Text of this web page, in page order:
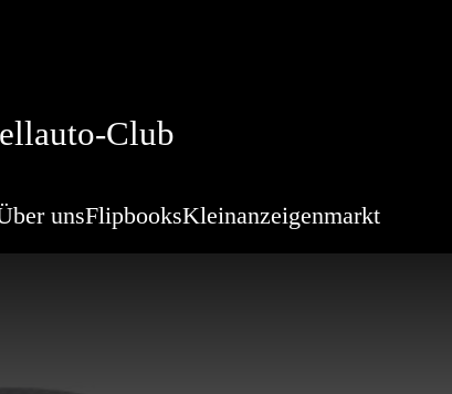
Club
unsFlipbooksKleinanzeigenmarkt